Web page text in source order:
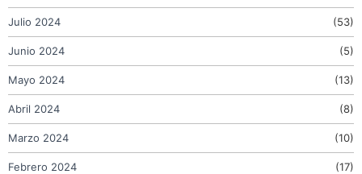
Julio 2024 (53)
Junio 2024 (5)
Mayo 2024 (13)
Abril 2024 (8)
Marzo 2024 (10)
Febrero 2024 (17)